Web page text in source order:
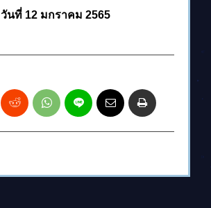
วันที่ 12 มกราคม 2565